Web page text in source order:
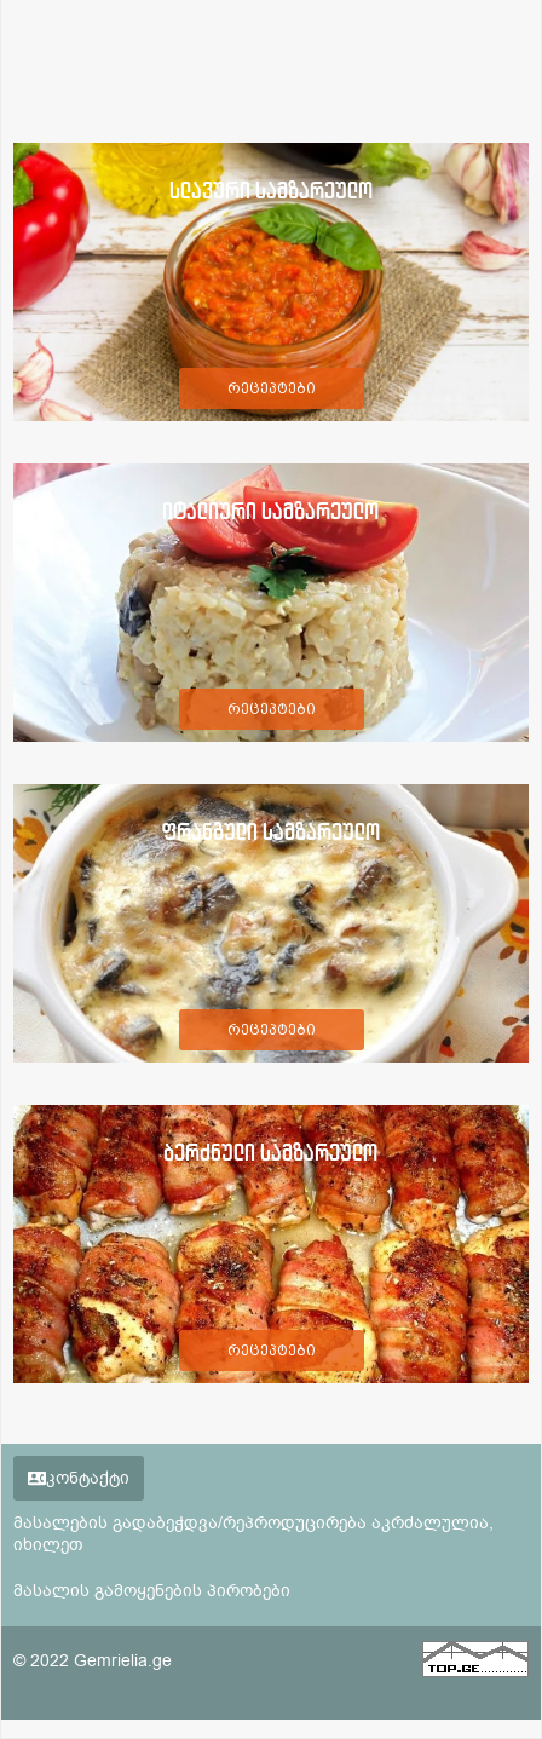
სლავური სამზარეულო
რეცეპტები
იტალიური სამზარეულო
რეცეპტები
ფრანგული სამზარეულო
რეცეპტები
ბერძნული სამზარეულო
რეცეპტები
კონტაქტი
მასალების გადაბეჭდვა/რეპროდუცირება აკრძალულია,
იხილეთ
მასალის გამოყენების პირობები
© 2022 Gemrielia.ge